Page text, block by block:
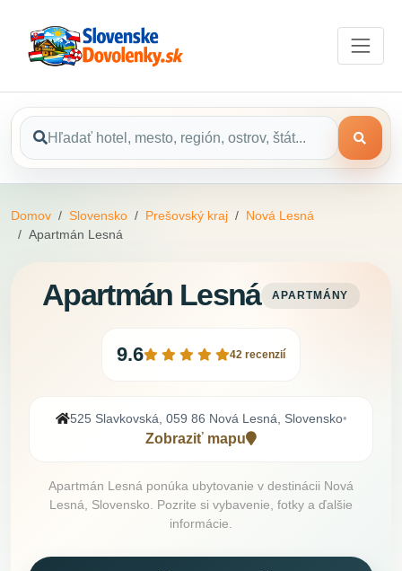
Domov Slovensko Prešovský kraj
Nová Lesná
Apartmán Lesná
Apartmán Lesná APARTMÁNY
9.6 42 recenzií
525 Slavkovská, 059 86 Nová Lesná, Slovensko•
Zobraziť mapu
Apartmán Lesná ponúka ubytovanie v destinácii Nová
Lesná, Slovensko. Pozrite si vybavenie, fotky a ďalšie
informácie.